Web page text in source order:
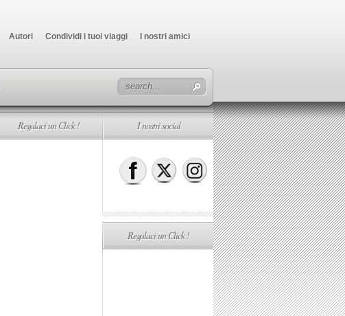
Autori Condividi i tuoi viaggi I nostri amici
Regalaci un Click ! I nostri social
Regalaci un Click !